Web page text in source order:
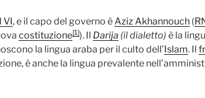
VI, e il capo del governo èAziz Akhannouch (
costituzione[1]). Il Darija (il dialetto) è la
la lingua araba per il culto dell’Islam. Il
è anche la lingua prevalente